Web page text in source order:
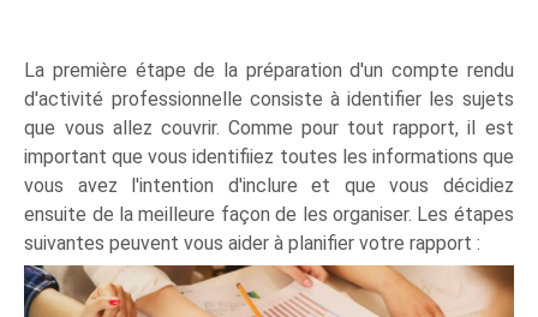
La première étape de la préparation d'un compte rendu
d'activité professionnelle consiste à identifier les sujets
que vous allez couvrir. Comme pour tout rapport, il est
important que vous identifiiez toutes les informations que
vous avez l'intention d'inclure et que vous décidiez
ensuite de la meilleure façon de les organiser. Les étapes
suivantes peuvent vous aider à planifier votre rapport :